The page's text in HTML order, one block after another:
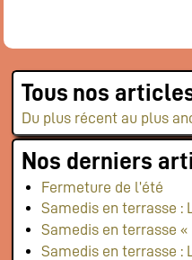
Prochains
Tous les
Agenda de la
Mentions légales
Flux RSS articles
Flux RSS événements
Tous nos
Du plus récent au plus
Nos derniers
Fermeture de l’été
Samedis en terrasse :
Samedis en terrasse «
Samedis en terrasse :